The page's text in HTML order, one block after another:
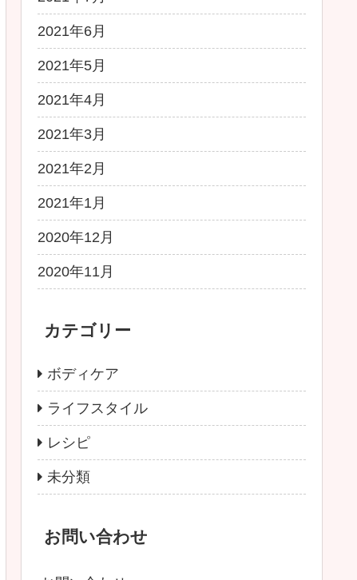
2021年6月
2021年5月
2021年4月
2021年3月
2021年2月
2021年1月
2020年12月
2020年11月
カテゴリー
ボディケア
ライフスタイル
レシピ
未分類
お問い合わせ